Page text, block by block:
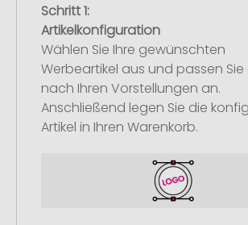
Schritt 1:
Artikelkonfiguration
Wählen Sie Ihre gewünschten
Werbeartikel aus und passen Sie
nach Ihren Vorstellungen an.
Anschließend legen Sie die
Artikel in Ihren Warenkorb.